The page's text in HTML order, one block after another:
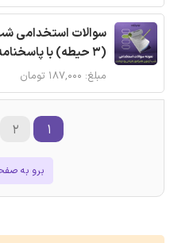
سوالات استخدامی
(3 حیطه) با پاسخنامه تشریحی
مبلغ: ۱۸۷,۰۰۰ تومان
برو به
۱ ۲